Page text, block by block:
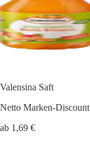
Valensina Saft
Netto Marken-Discount
ab 1,69 €